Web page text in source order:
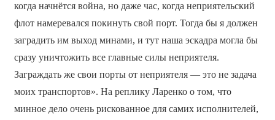
когда начнётся война, но даже час, когда неприятельский
флот намеревался покинуть свой порт. Тогда бы я должен
заградить им выход минами, и тут наша эскадра могла бы
сразу уничтожить все главные силы неприятеля.
Заграждать же свои порты от неприятеля — это не задача
моих транспортов». На реплику Ларенко о том, что
минное дело очень рискованное для самих исполнителей,